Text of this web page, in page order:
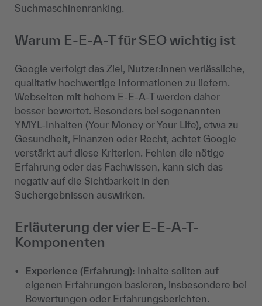
Suchmaschinenranking.
Warum E-E-A-T für SEO wichtig ist
Google verfolgt das Ziel, Nutzer:innen verlässliche,
qualitativ hochwertige Informationen zu liefern.
Webseiten mit hohem E-E-A-T werden daher
besser bewertet. Besonders bei sogenannten
YMYL-Inhalten (Your Money or Your Life), etwa zu
Gesundheit, Finanzen oder Recht, achtet Google
verstärkt auf diese Kriterien. Fehlen die nötige
Erfahrung oder das Fachwissen, kann sich das
negativ auf die Sichtbarkeit in den
Suchergebnissen auswirken.
Erläuterung der vier E-E-A-T-
Komponenten
Experience (Erfahrung): Inhalte sollten auf
eigenen Erfahrungen basieren, insbesondere bei
Bewertungen oder Erfahrungsberichten.